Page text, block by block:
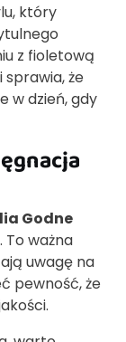
który
z fioletową
że
w dzień, gdy
Godne
. To ważna
uwagę na
pewność, że